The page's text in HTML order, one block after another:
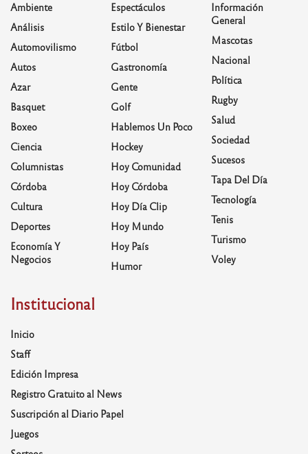
Ambiente
Análisis
Automovilismo
Autos
Azar
Basquet
Boxeo
Ciencia
Columnistas
Córdoba
Cultura
Deportes
Economía Y
Negocios
Espectáculos
Estilo Y Bienestar
Fútbol
Gastronomía
Gente
Golf
Hablemos Un Poco
Hockey
Hoy Comunidad
Hoy Córdoba
Hoy Día Clip
Hoy Mundo
Hoy País
Humor
Información
General
Mascotas
Nacional
Política
Rugby
Salud
Sociedad
Sucesos
Tapa Del Día
Tecnología
Tenis
Turismo
Voley
Institucional
Inicio
Staff
Edición Impresa
Registro Gratuito al News
Suscripción al Diario Papel
Juegos